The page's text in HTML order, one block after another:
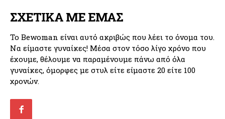
ΣΧΕΤΙΚΑ ΜΕ ΕΜΑΣ
Το Bewoman είναι αυτό ακριβώς που λέει το όνομα του.
Να είμαστε γυναίκες! Μέσα στον τόσο λίγο χρόνο που
έχουμε, θέλουμε να παραμένουμε πάνω από όλα
γυναίκες, όμορφες με στυλ είτε είμαστε 20 είτε 100
χρονών.